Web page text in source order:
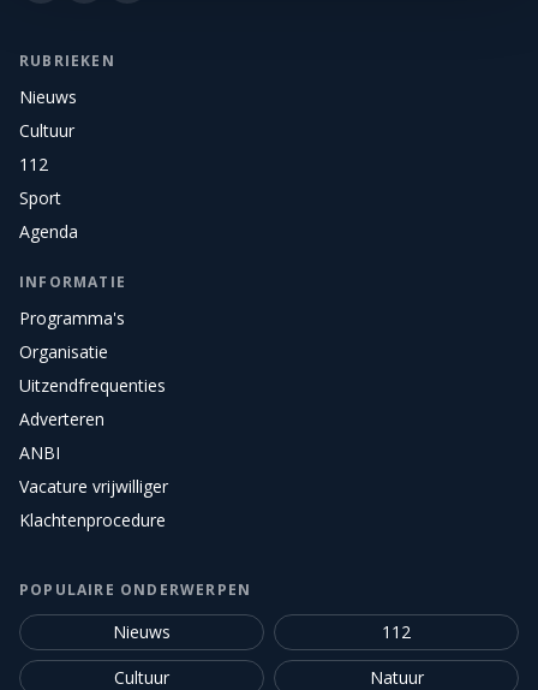
RUBRIEKEN
Nieuws
Cultuur
112
Sport
Agenda
INFORMATIE
Programma's
Organisatie
Uitzendfrequenties
Adverteren
ANBI
Vacature vrijwilliger
Klachtenprocedure
POPULAIRE ONDERWERPEN
Nieuws
112
Cultuur
Natuur